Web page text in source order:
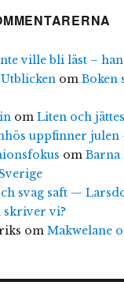
ville bli läst –
om Boken
om Liten och
uppfinner julen
om Barna
svag saft —
skriver vi?
om Makwelane